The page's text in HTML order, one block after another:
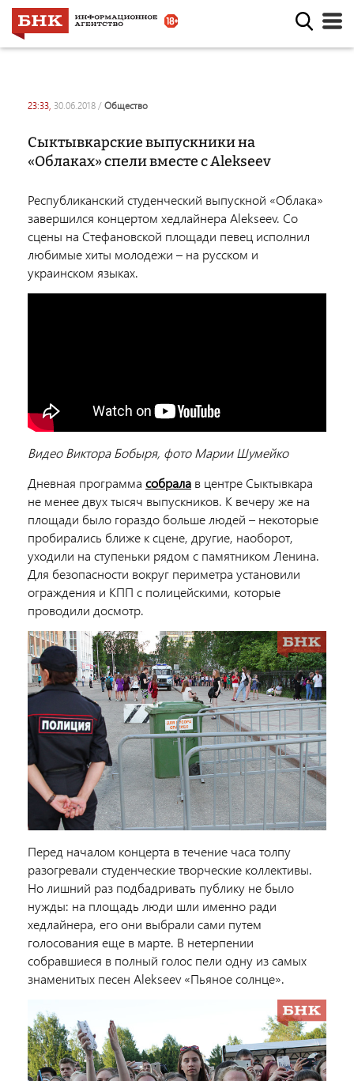
23:33, 30.06.2018 / общество
Сыктывкарские выпускники на
«Облаках» спели вместе с Alekseev
Республиканский студенческий выпускной «Облака»
завершился концертом хедлайнера Alekseev. Со
сцены на Стефановской площади певец исполнил
любимые хиты молодежи – на русском и
украинском языках.
Видео Виктора Бобыря, фото Марии Шумейко
Дневная программа собрала в центре Сыктывкара
не менее двух тысяч выпускников. К вечеру же на
площади было гораздо больше людей – некоторые
пробирались ближе к сцене, другие, наоборот,
уходили на ступеньки рядом с памятником Ленина.
Для безопасности вокруг периметра установили
ограждения и КПП с полицейскими, которые
проводили досмотр.
Перед началом концерта в течение часа толпу
разогревали студенческие творческие коллективы.
Но лишний раз подбадривать публику не было
нужды: на площадь люди шли именно ради
хедлайнера, его они выбрали сами путем
голосования еще в марте. В нетерпении
собравшиеся в полный голос пели одну из самых
знаменитых песен Alekseev «Пьяное солнце».